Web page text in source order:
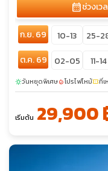
calendar_monthช่วงเว
ก.ย. 69 10-13
25-
ต.ค. 69
02-05 11-14
sunnyวันหยุดพิเศษlocal_fire_departmentโปรไฟไหม้confirmation_numberที่
เริ่มต้น 29,900